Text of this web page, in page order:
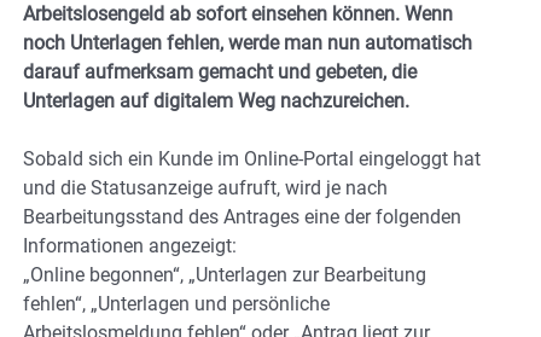
Arbeitslosengeld ab sofort einsehen können. Wenn
noch Unterlagen fehlen, werde man nun automatisch
darauf aufmerksam gemacht und gebeten, die
Unterlagen auf digitalem Weg nachzureichen.
Sobald sich ein Kunde im Online-Portal eingeloggt hat
und die Statusanzeige aufruft, wird je nach
Bearbeitungsstand des Antrages eine der folgenden
Informationen angezeigt:
„Online begonnen“, „Unterlagen zur Bearbeitung
fehlen“, „Unterlagen und persönliche